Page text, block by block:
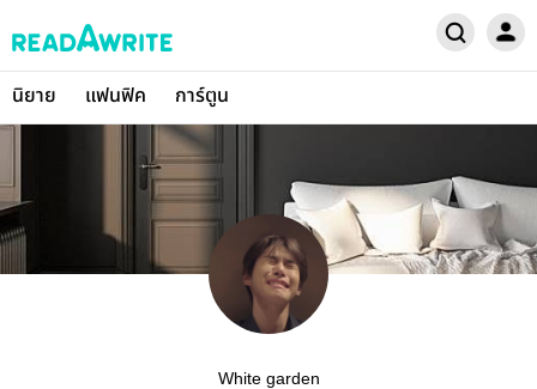
นิยาย แฟนฟิค การ์ตูน
White garden